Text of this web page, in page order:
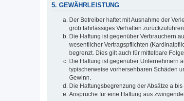
5. GEWÄHRLEISTUNG
Der Betreiber haftet mit Ausnahme der
grob fahrlässiges Verhalten
Die Haftung ist gegenüber Verbrauchern
wesentlicher Vertragspflichten
begrenzt. Dies gilt auch für mittelbare
Die Haftung ist gegenüber Unternehmern
typischerweise vorhersehbaren Schäden
Gewinn.
Die Haftungsbegrenzung der Absätze a
Ansprüche für eine Haftung aus